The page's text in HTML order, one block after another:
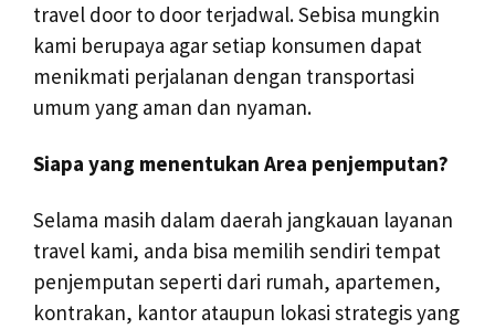
travel door to door terjadwal. Sebisa mungkin
kami berupaya agar setiap konsumen dapat
menikmati perjalanan dengan transportasi
umum yang aman dan nyaman.
Siapa yang menentukan Area penjemputan?
Selama masih dalam daerah jangkauan layanan
travel kami, anda bisa memilih sendiri tempat
penjemputan seperti dari rumah, apartemen,
kontrakan, kantor ataupun lokasi strategis yang